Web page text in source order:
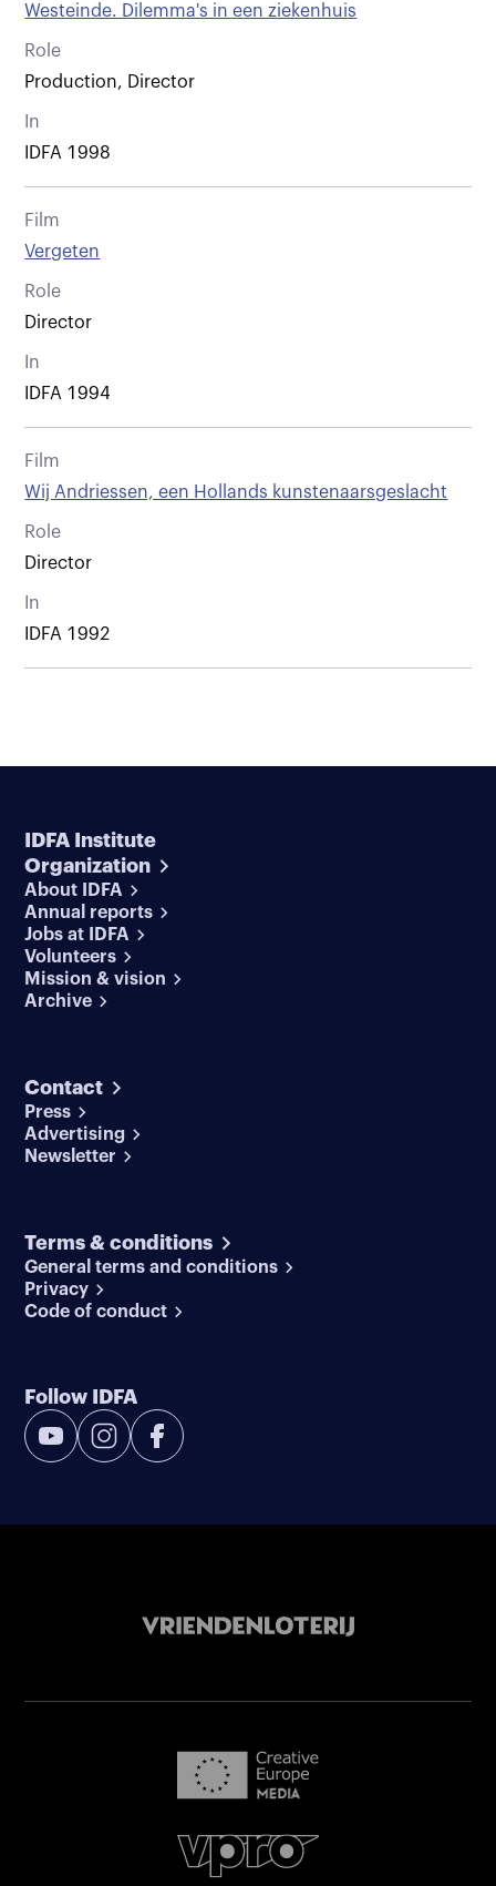
Westeinde. Dilemma's in een ziekenhuis
Role
Production, Director
In
IDFA 1998
Film
Vergeten
Role
Director
In
IDFA 1994
Film
Wij Andriessen, een Hollands kunstenaarsgeslacht
Role
Director
In
IDFA 1992
IDFA Institute
Organization
About IDFA
Annual reports
Jobs at IDFA
Volunteers
Mission & vision
Archive
Contact
Press
Advertising
Newsletter
Terms & conditions
General terms and conditions
Privacy
Code of conduct
Follow IDFA